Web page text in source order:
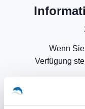
Wenn
Verfügung